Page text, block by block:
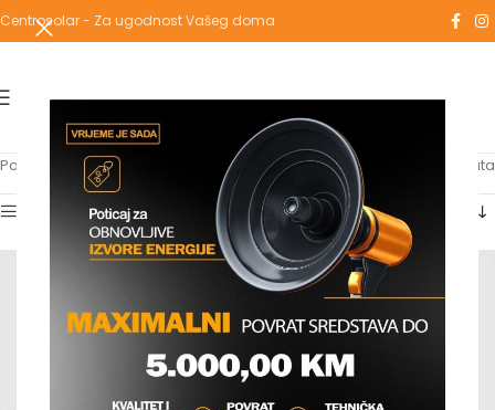
Centrosolar - Za ugodnost Vašeg doma
Početna Proizvodi označeni “inox” Prikaz 1–12 od 13 rezultata
Show sidebar